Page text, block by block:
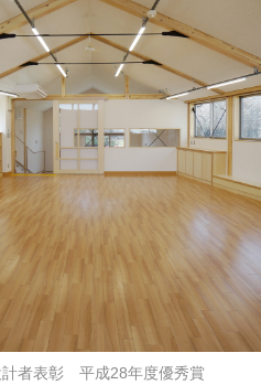
者表彰 平成28年度優秀賞